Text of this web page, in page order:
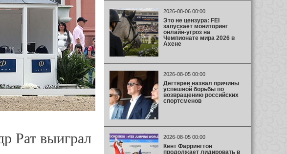
Рат выиграл
2026-08-06 00:00
Это не цензура: FEI
запускает мониторинг
онлайн-угроз на
Чемпионате мира 2026 в
Ахене
2026-08-05 00:00
Дегтярев назвал причины
успешной борьбы по
возвращению российских
спортсменов
2026-08-05 00:00
Кент Фаррингтон
продолжает лидировать в